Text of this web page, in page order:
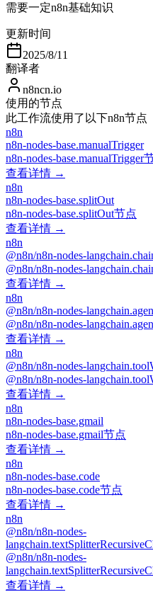
需要一定n8n基础知识
更新时间
2025/8/11
翻译者
n8ncn.io
使用的节点
此工作流使用了以下n8n节点
n8n
n8n-nodes-base.manualTrigger
n8n-nodes-base.manualTrigger
查看详情 →
n8n
n8n-nodes-base.splitOut
n8n-nodes-base.splitOut节点
查看详情 →
n8n
@n8n/n8n-nodes-
@n8n/n8n-nodes-
查看详情 →
n8n
@n8n/n8n-nodes-
@n8n/n8n-nodes-
查看详情 →
n8n
@n8n/n8n-nodes-
@n8n/n8n-nodes-
查看详情 →
n8n
n8n-nodes-base.gmail
n8n-nodes-base.gmail节点
查看详情 →
n8n
n8n-nodes-base.code
n8n-nodes-base.code节点
查看详情 →
n8n
@n8n/n8n-nodes-
@n8n/n8n-nodes-
查看详情 →